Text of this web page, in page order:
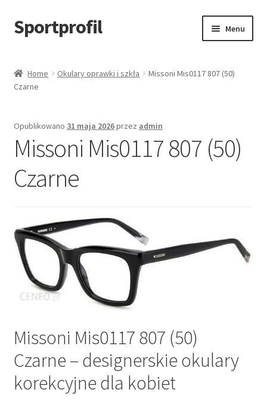
Przejdź
do
Przejdź
do
Sportprofil Menu
Blog
Koszyk
Home Okulary oprawki i szkła
Missoni Mis0117 807 (50)
Czarne
Opublikowano 31 maja 2026przez admin
Missoni Mis0117 807 (50)
Czarne
Missoni Mis0117 807 (50)
Czarne – designerskie okulary
korekcyjne dla kobiet